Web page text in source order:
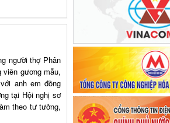
người thợ Phân
gương mẫu,
anh em đồng
tại Hội nghị sơ
theo tư tưởng,